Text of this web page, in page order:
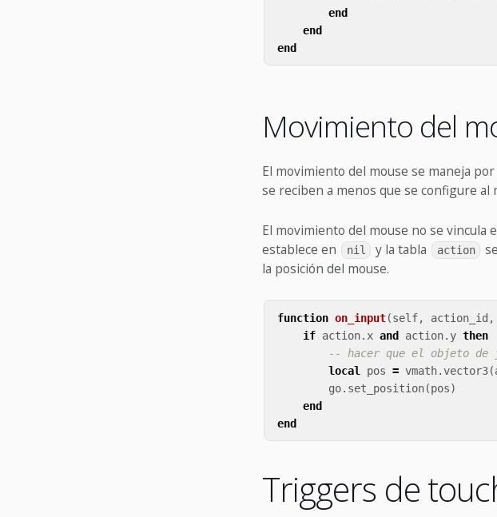
end
end
end
Movimiento del
El movimiento del mouse se maneja
se reciben a menos que se configure
El movimiento del mouse no se vincula
establece en
nil y la tabla action
la posición del mouse.
function on_input(self, action_id ,
if action. x and action. y then
-- hacer que el objeto de
local
pos = vmath.vector3(
go. set_position(pos)
end
end
Triggers de